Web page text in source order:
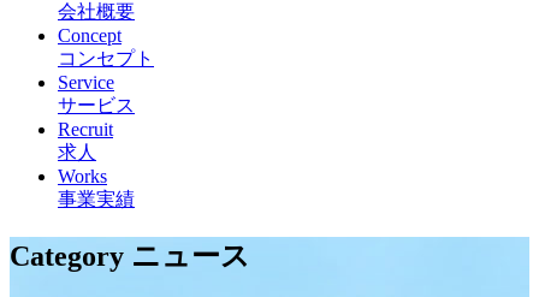
会社概要
Concept
コンセプト
Service
サービス
Recruit
求人
Works
事業実績
Category ニュース